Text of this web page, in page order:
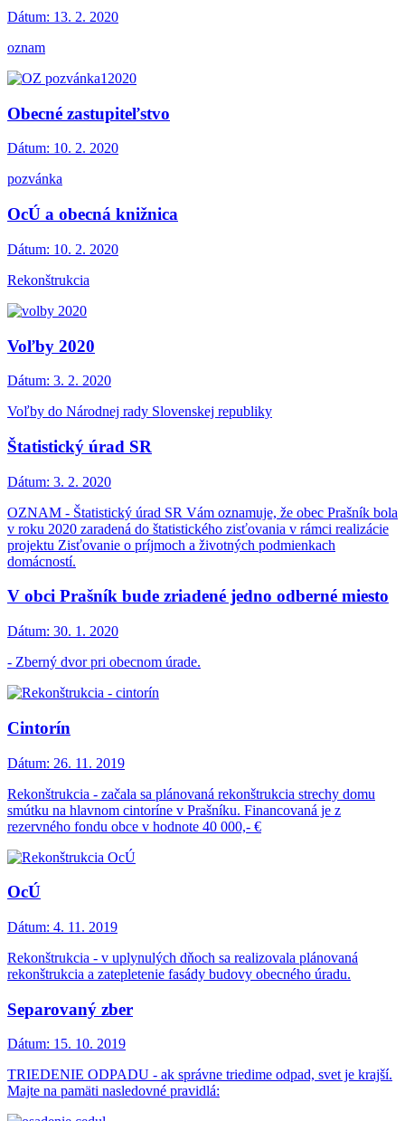
Dátum: 13. 2. 2020
oznam
Obecné zastupiteľstvo
Dátum: 10. 2. 2020
pozvánka
OcÚ a obecná knižnica
Dátum: 10. 2. 2020
Rekonštrukcia
Voľby 2020
Dátum: 3. 2. 2020
Voľby do Národnej rady Slovenskej republiky
Štatistický úrad SR
Dátum: 3. 2. 2020
OZNAM - Štatistický úrad SR Vám oznamuje, že obec Prašník bola
v roku 2020 zaradená do štatistického zisťovania v rámci realizácie
projektu Zisťovanie o príjmoch a životných podmienkach
domácností.
V obci Prašník bude zriadené jedno odberné miesto
Dátum: 30. 1. 2020
- Zberný dvor pri obecnom úrade.
Cintorín
Dátum: 26. 11. 2019
Rekonštrukcia - začala sa plánovaná rekonštrukcia strechy domu
smútku na hlavnom cintoríne v Prašníku. Financovaná je z
rezervného fondu obce v hodnote 40 000,- €
OcÚ
Dátum: 4. 11. 2019
Rekonštrukcia - v uplynulých dňoch sa realizovala plánovaná
rekonštrukcia a zatepletenie fasády budovy obecného úradu.
Separovaný zber
Dátum: 15. 10. 2019
TRIEDENIE ODPADU - ak správne triedime odpad, svet je krajší.
Majte na pamäti nasledovné pravidlá: